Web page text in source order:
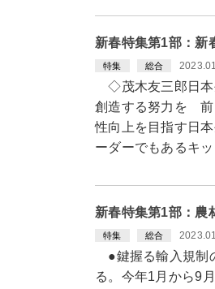
新春特集第1部：
特集 総合
◇茂木友三郎日本
創造する努力を 前
性向上を目指す日
ーダーでもあるキ
新春特集第1部：農
特集 総合
●鍵握る輸入規制
る。今年1月から9